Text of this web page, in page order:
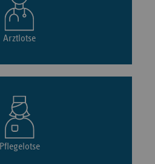
Arztlotse
Pflegelotse